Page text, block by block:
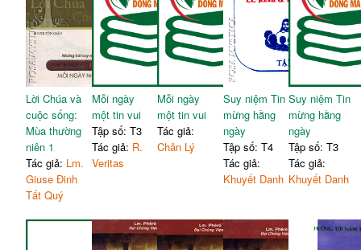
Lời Chúa và
cuộc sống:
Mùa thường
niên 1
Tác giả: Lm.
Giuse Đinh
Tất Quý
Mỗi ngày
một tin vui
Tập số: T3
Tác giả: R.
Veritas
Mỗi ngày
một tin vui
Tác giả:
Chân Lý
Suy niệm Tin
mừng hằng
ngày
Tập số: T4
Tác giả:
Khuyết Danh
Suy niệm Tin
mừng hằng
ngày
Tập số: T3
Tác giả:
Khuyết Danh